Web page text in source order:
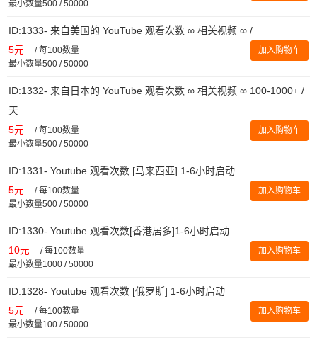
最小数量500 / 50000
ID:1333- 来自美国的 YouTube 观看次数 ∞ 相关视频 ∞ /
5元 /每100数量
最小数量500 / 50000
加入购物车
ID:1332- 来自日本的 YouTube 观看次数 ∞ 相关视频 ∞ 100-1000+ /
天
5元 /每100数量
最小数量500 / 50000
加入购物车
ID:1331- Youtube 观看次数 [马来西亚] 1-6小时启动
5元 /每100数量
最小数量500 / 50000
加入购物车
ID:1330- Youtube 观看次数[香港居多]1-6小时启动
10元 /每100数量
最小数量1000 / 50000
加入购物车
ID:1328- Youtube 观看次数 [俄罗斯] 1-6小时启动
5元 /每100数量
最小数量100 / 50000
加入购物车